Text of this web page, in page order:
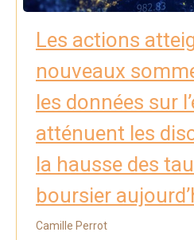
Les actions
nouveaux
les données sur
atténuent les
la hausse des
boursier
Camille Perrot